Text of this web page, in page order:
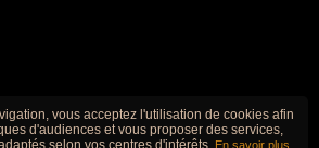
vous acceptez l'utilisation de cookies afin
d'audiences et vous proposer des services,
selon vos centres d'intérêts. En savoir plus